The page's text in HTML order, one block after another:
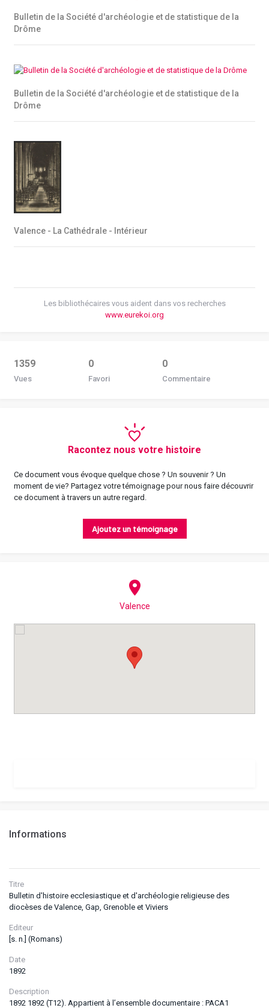
Informations
Titre
Bulletin d'histoire ecclesiastique et d'archéologie religieuse des
diocèses de Valence, Gap, Grenoble et Viviers
Editeur
[s. n.] (Romans)
Date
1892
Description
1892 1892 (T12). Appartient à l’ensemble documentaire : PACA1
Bulletin de la Société d'archéologie et de statistique de la
Drôme
Bulletin de la Société d'archéologie et de statistique de la
Drôme
Valence - La Cathédrale - Intérieur
Les bibliothécaires vous aident dans vos recherches
www.eurekoi.org
1359
Vues
0
Favori
0
Commentaire
Racontez nous votre histoire
Ce document vous évoque quelque chose ? Un souvenir ? Un
moment de vie? Partagez votre témoignage pour nous faire découvrir
ce document à travers un autre regard.
Ajoutez un témoignage
Valence